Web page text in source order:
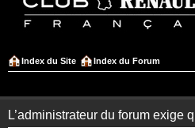
Index du Site Index du Forum
L’administrateur du forum exige